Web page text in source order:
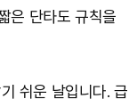
은 단타도 규칙을
쉬운 날입니다. 급